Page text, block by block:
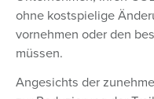
ohne kostspielige
vornehmen oder den
müssen.
Angesichts der